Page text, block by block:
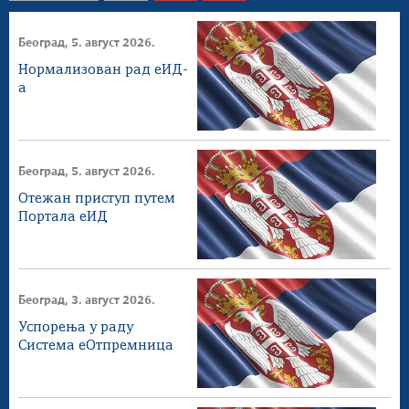
Београд, 5. август 2026.
Нормализован рад еИД-
а
Београд, 5. август 2026.
Отежан приступ путем
Портала еИД
Београд, 3. август 2026.
Успорења у раду
Система еОтпремница